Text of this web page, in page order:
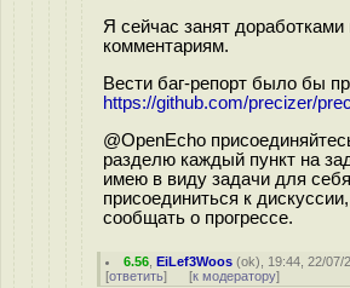
Я сейчас занят
комментариям.
Вести баг-репорт было бы
https://github.com/precizer/
@OpenEcho
разделю каждый пункт на
имею в виду задачи для
присоединиться к
сообщать о прогрессе.
6.56 ,EiLef3Woos (ok), 19:44, 22/07/
[ответить] [к модератору]